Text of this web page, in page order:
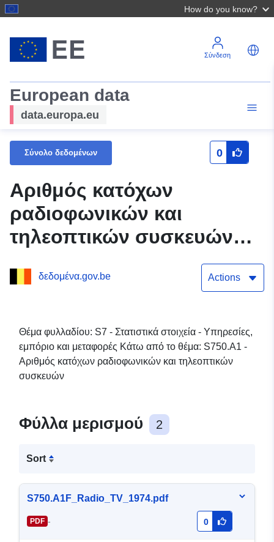
How do you know?
Σύνδεση
European data
data.europa.eu
Σύνολο δεδομένων 0
Αριθμός κατόχων
ραδιοφωνικών και
τηλεοπτικών συσκευών
δεδομένα.gov.be Actions
Θέμα φυλλαδίου: S7 - Στατιστικά στοιχεία - Υπηρεσίες,
εμπόριο και μεταφορές Κάτω από το θέμα: S750.A1 -
Αριθμός κατόχων ραδιοφωνικών και τηλεοπτικών
συσκευών
Φύλλα μερισμού 2
Sort
S750.A1F_Radio_TV_1974.pdf
PDF - 0